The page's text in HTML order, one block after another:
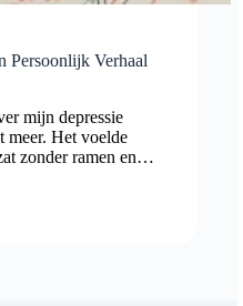
Persoonlijk Verhaal
mijn depressie
meer. Het voelde
zonder ramen en…